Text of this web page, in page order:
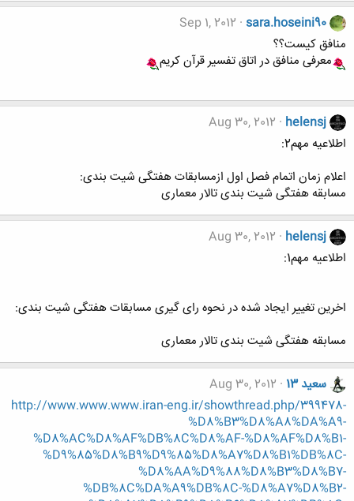
sara.hoseini90
Sep 1, 2012
منافق کیست؟؟
معرفی منافق در اتاق تفسیر قرآن کریم
helensj
Aug 30, 2012
اطلاعیه مهم2:
اعلام زمان اتمام فصل اول ازمسابقات هفتگی شیت بندی:
مسابقه هفتگی شیت بندی تالار معماری
helensj
Aug 30, 2012
اطلاعیه مهم1:
اخرین تغییر ایجاد شده در نحوه رای گیری مسابقات هفتگی شیت بندی:
مسابقه هفتگی شیت بندی تالار معماری
سعید 13
Aug 30, 2012
http://www.www.www.iran-eng.ir/showthread.php/399478-
%D8%B3%D8%A8%DA%A9-
%D8%AC%D8%AF%DB%8C%D8%AF-%D8%AF%D8%B1-
%D9%85%D8%B9%D9%85%D8%A7%D8%B1%DB%8C-
%D8%AA%D9%88%D8%B3%D8%B7-
%DB%8C%DA%A9%DB%8C-%D8%A7%D8%B2-